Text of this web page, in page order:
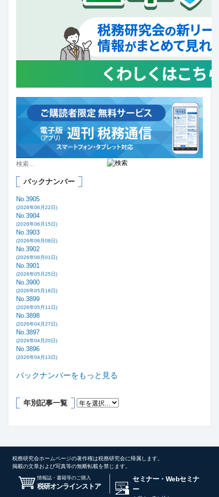
バックナンバー
No.3905
(2026年06月22日)
No.3904
(2026年06月15日)
No.3903
(2026年06月08日)
No.3902
(2026年06月01日)
No.3901
(2026年05月25日)
No.3900
(2026年05月18日)
No.3899
(2026年05月11日)
No.3898
(2026年04月27日)
No.3897
(2026年04月20日)
No.3896
(2026年04月13日)
バックナンバーをもっと見る
年別記事一覧
税務研究会ホームページの著作権は税務研究会に帰属します。
掲載の文章および写真等の無断転載を禁じます。
情報誌・書籍等のご購入
税研オンラインストア
セミナー・Webセミナ
ー